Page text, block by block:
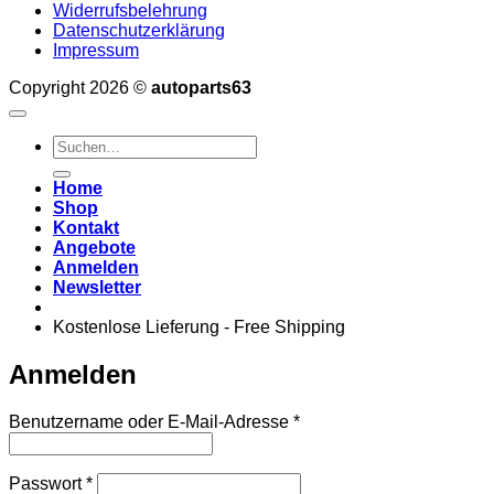
Widerrufsbelehrung
Datenschutzerklärung
Impressum
Copyright 2026 © autoparts63
Suchen
nach:
Home
Shop
Kontakt
Angebote
Anmelden
Newsletter
Kostenlose Lieferung - Free Shipping
Anmelden
Benutzername oder E-Mail-Adresse *Erforderlich
Passwort*Erforderlich